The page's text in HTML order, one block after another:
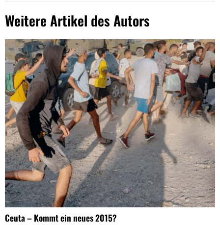
Weitere Artikel des Autors
Ceuta – Kommt ein neues 2015?